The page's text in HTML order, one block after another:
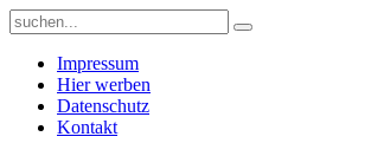
Impressum
Hier werben
Datenschutz
Kontakt